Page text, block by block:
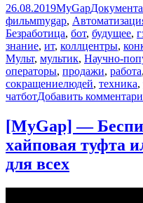
Опубликовано
26.08.2019Автор
MyGapРубрики
фильмМетки
mygap,
Безработица, бот, будущее,
знание, ит, коллцентры,
Мульт, мультик, Научно-
операторы, продажи, работа,
сокращениелюдей, техника,
чатботДобавить
[MyGap] —
хайповая туфта
для всех